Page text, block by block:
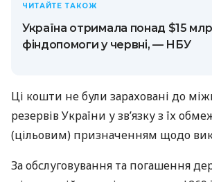
ЧИТАЙТЕ ТАКОЖ
Україна отримала понад $15
фіндопомоги у червні, — НБУ
Ці кошти не були зараховані до
резервів України у зв’язку з їх
(цільовим) призначенням щодо
За обслуговування та погашення